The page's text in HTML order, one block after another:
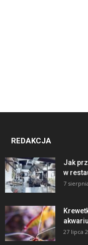
REDAKCJA
Jak
w
7
27 lipca